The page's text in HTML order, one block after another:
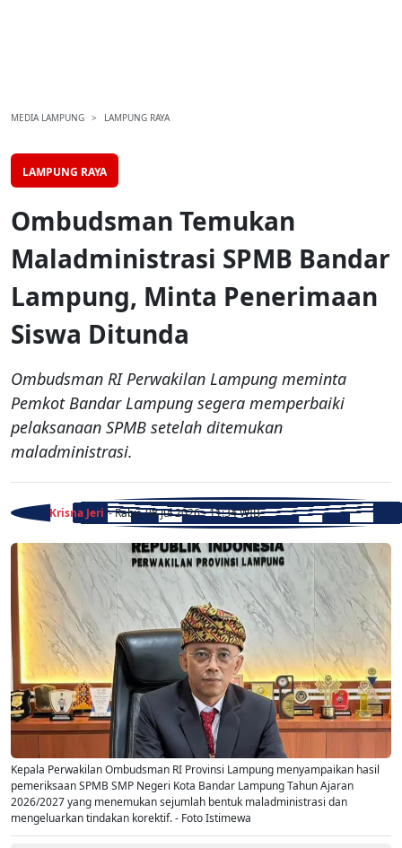
MEDIA LAMPUNG LAMPUNG RAYA
LAMPUNG RAYA
Ombudsman Temukan
Maladministrasi SPMB Bandar
Lampung, Minta Penerimaan
Siswa Ditunda
Ombudsman RI Perwakilan Lampung meminta
Pemkot Bandar Lampung segera memperbaiki
pelaksanaan SPMB setelah ditemukan
maladministrasi.
Krisna Jeri - Rabu, 08 Jul 2026 - 11:34 WIB
Kepala Perwakilan Ombudsman RI Provinsi Lampung menyampaikan hasil
pemeriksaan SPMB SMP Negeri Kota Bandar Lampung Tahun Ajaran
2026/2027 yang menemukan sejumlah bentuk maladministrasi dan
mengeluarkan tindakan korektif. - Foto Istimewa